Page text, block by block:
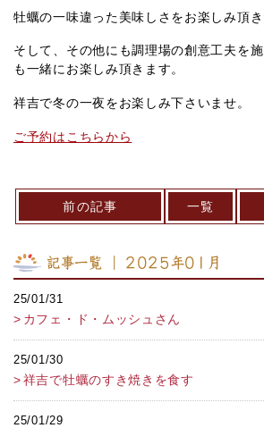
牡蠣の一味違った美味しさをお楽しみ頂き
そして、その他にも調理場の創意工夫を
も一緒にお楽しみ頂きます。
祥吉で冬の一夜をお楽しみ下さいませ。
ご予約はこちらから
前の記事 一覧
記事一覧 ｜ 2025年01月
25/01/31
カフェ・ド・ムッシュさん
25/01/30
祥吉で牡蠣のすき焼きを食す
25/01/29